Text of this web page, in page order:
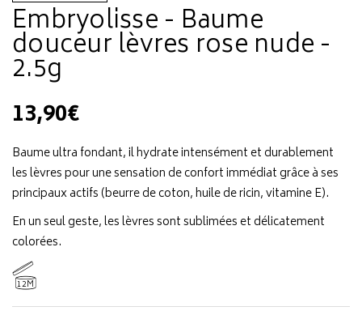
Embryolisse - Baume
douceur lèvres rose nude -
2.5g
13,90€
Baume ultra fondant, il hydrate intensément et durablement
les lèvres pour une sensation de confort immédiat grâce à ses
principaux actifs (beurre de coton, huile de ricin, vitamine E).
En un seul geste, les lèvres sont sublimées et délicatement
colorées.
12M